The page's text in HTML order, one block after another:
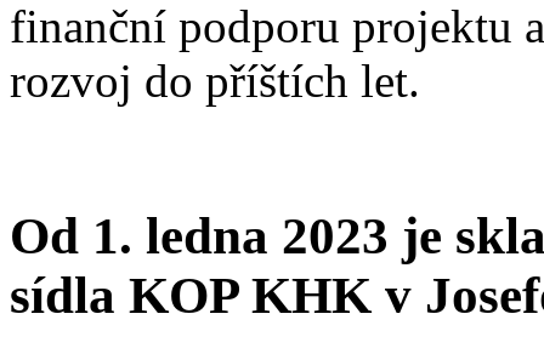
finanční podporu projektu
rozvoj do příštích let.
Od 1. ledna 2023 je
sídla KOP KHK v